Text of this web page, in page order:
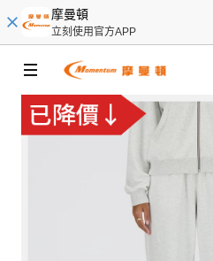
摩曼頓
立刻使用官方APP